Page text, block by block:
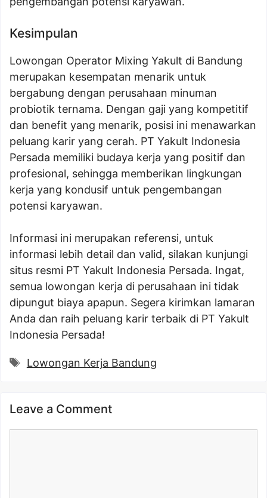
Kesimpulan
Lowongan Operator Mixing Yakult di Bandung
merupakan kesempatan menarik untuk
bergabung dengan perusahaan minuman
probiotik ternama. Dengan gaji yang kompetitif
dan benefit yang menarik, posisi ini menawarkan
peluang karir yang cerah. PT Yakult Indonesia
Persada memiliki budaya kerja yang positif dan
profesional, sehingga memberikan lingkungan
kerja yang kondusif untuk pengembangan
potensi karyawan.
Informasi ini merupakan referensi, untuk
informasi lebih detail dan valid, silakan kunjungi
situs resmi PT Yakult Indonesia Persada. Ingat,
semua lowongan kerja di perusahaan ini tidak
dipungut biaya apapun. Segera kirimkan lamaran
Anda dan raih peluang karir terbaik di PT Yakult
Indonesia Persada!
Tags
Lowongan Kerja Bandung
Leave a Comment